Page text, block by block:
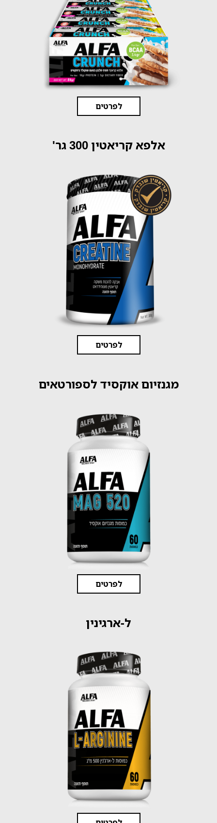
לפרטים
אלפא קריאטין 300 גר'
לפרטים
מגנזיום אוקסיד לספורטאים
לפרטים
ל-ארגינין